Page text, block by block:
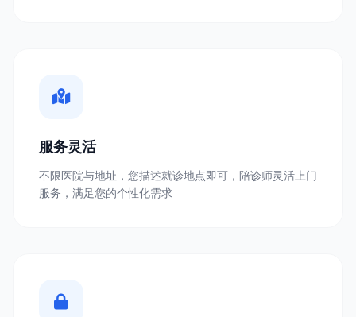
服务灵活
不限医院与地址，您描述就诊地点即可，陪诊师灵活上门
服务，满足您的个性化需求